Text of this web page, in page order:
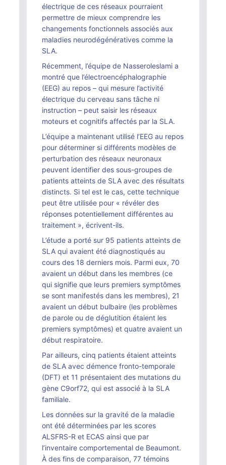
électrique de ces réseaux pourraient
permettre de mieux comprendre les
changements fonctionnels associés aux
maladies neurodégénératives comme la
SLA.
Récemment, l’équipe de Nasseroleslami a
montré que l’électroencéphalographie
(EEG) au repos – qui mesure l’activité
électrique du cerveau sans tâche ni
instruction – peut saisir les réseaux
moteurs et cognitifs affectés par la SLA.
L’équipe a maintenant utilisé l’EEG au repos
pour déterminer si différents modèles de
perturbation des réseaux neuronaux
peuvent identifier des sous-groupes de
patients atteints de SLA avec des résultats
distincts. Si tel est le cas, cette technique
peut être utilisée pour « révéler des
réponses potentiellement différentes au
traitement », écrivent-ils.
L’étude a porté sur 95 patients atteints de
SLA qui avaient été diagnostiqués au
cours des 18 derniers mois. Parmi eux, 70
avaient un début dans les membres (ce
qui signifie que leurs premiers symptômes
se sont manifestés dans les membres), 21
avaient un début bulbaire (les problèmes
de parole ou de déglutition étaient les
premiers symptômes) et quatre avaient un
début respiratoire.
Par ailleurs, cinq patients étaient atteints
de SLA avec démence fronto-temporale
(DFT) et 11 présentaient des mutations du
gène C9orf72, qui est associé à la SLA
familiale.
Les données sur la gravité de la maladie
ont été déterminées par les scores
ALSFRS-R et ECAS ainsi que par
l’inventaire comportemental de Beaumont.
À des fins de comparaison, 77 témoins